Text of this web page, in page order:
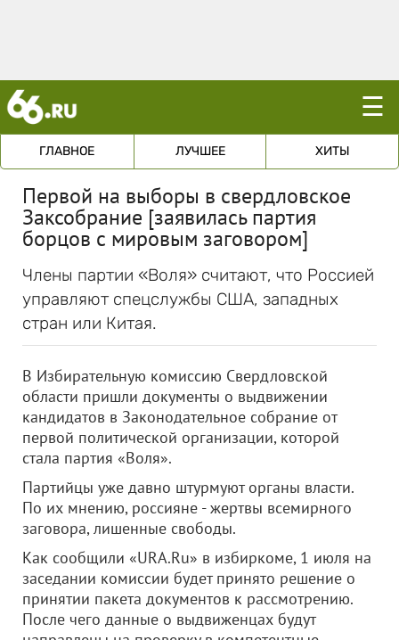
☰
ГЛАВНОЕ ЛУЧШЕЕ ХИТЫ
Первой на выборы в свердловское
Заксобрание [заявилась партия
борцов с мировым заговором]
Члены партии «Воля» считают, что Россией
управляют спецслужбы США, западных
стран или Китая.
В Избирательную комиссию Свердловской
области пришли документы о выдвижении
кандидатов в Законодательное собрание от
первой политической организации, которой
стала партия «Воля».
Партийцы уже давно штурмуют органы власти.
По их мнению, россияне - жертвы всемирного
заговора, лишенные свободы.
Как сообщили «URA.Ru» в избиркоме, 1 июля на
заседании комиссии будет принято решение о
принятии пакета документов к рассмотрению.
После чего данные о выдвиженцах будут